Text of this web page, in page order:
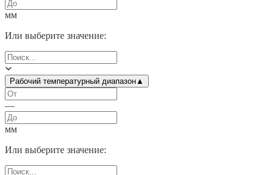
мм
Или выберите значение:
Рабочий температурный диапазон▲
—
мм
Или выберите значение: